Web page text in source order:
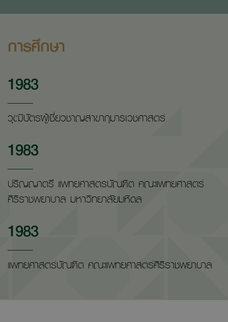
การศึกษา
1983
วุฒิบัตรผู้เชี่ยวชาญสาขากุมารเวชศาสตร์
1983
ปริญญาตรี แพทยศาสตรบัณฑิต คณะแพทยศาสตร์
ศิริราชพยาบาล มหาวิทยาลัยมหิดล
1983
แพทยศาสตร์บัณฑิต คณะแพทยศาสตร์ศิริราชพยาบาล